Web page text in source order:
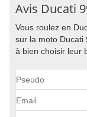
Avis Ducati
Vous roulez en
sur la moto Ducati
à bien choisir leur